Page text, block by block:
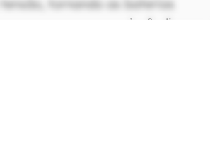
tornando as baterias
menos propensas a incêndios